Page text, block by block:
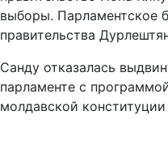
выборы. Парламентское
правительства
Санду отказалась
парламенте с
молдавской